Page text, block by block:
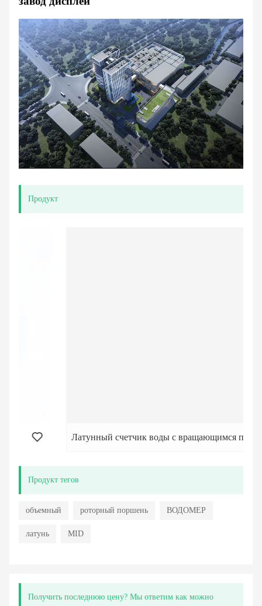
Продукт
Латунный счетчик воды с вращающимся поршнем
Продукт тегов
объемный роторный поршень ВОДОМЕР
латунь MID
Получить последнюю цену? Мы ответим как можно